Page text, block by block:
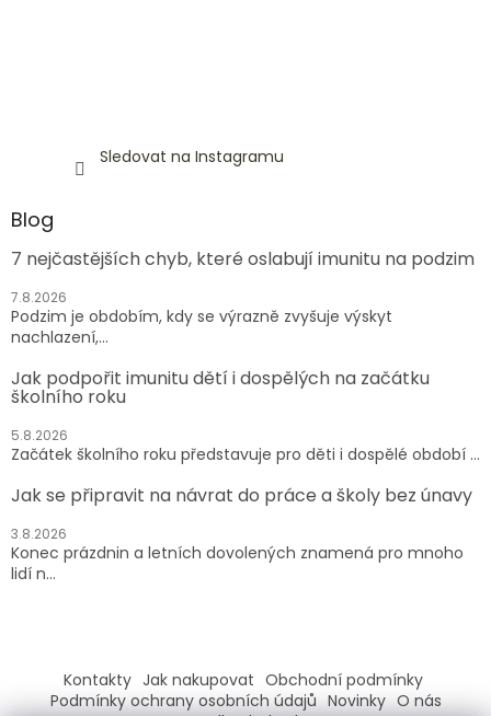
Sledovat na Instagramu
Blog
7 nejčastějších chyb, které oslabují imunitu na podzim
7.8.2026
Podzim je obdobím, kdy se výrazně zvyšuje výskyt
nachlazení,...
Jak podpořit imunitu dětí i dospělých na začátku
školního roku
5.8.2026
Začátek školního roku představuje pro děti i dospělé období ...
Jak se připravit na návrat do práce a školy bez únavy
3.8.2026
Konec prázdnin a letních dovolených znamená pro mnoho
lidí n...
Kontakty Jak nakupovat Obchodní podmínky
Podmínky ochrany osobních údajů Novinky O nás